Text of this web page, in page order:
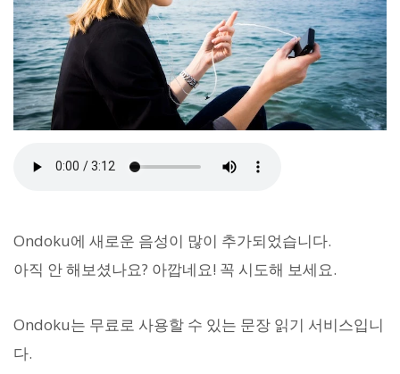
Ondoku에 새로운 음성이 많이 추가되었습니다.
아직 안 해보셨나요? 아깝네요! 꼭 시도해 보세요.
Ondoku는 무료로 사용할 수 있는 문장 읽기 서비스입니
다.